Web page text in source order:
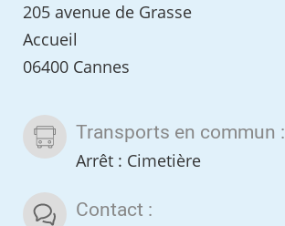
205 avenue de Grasse
Accueil
06400 Cannes
Transports en commun :
Arrêt : Cimetière
Contact :